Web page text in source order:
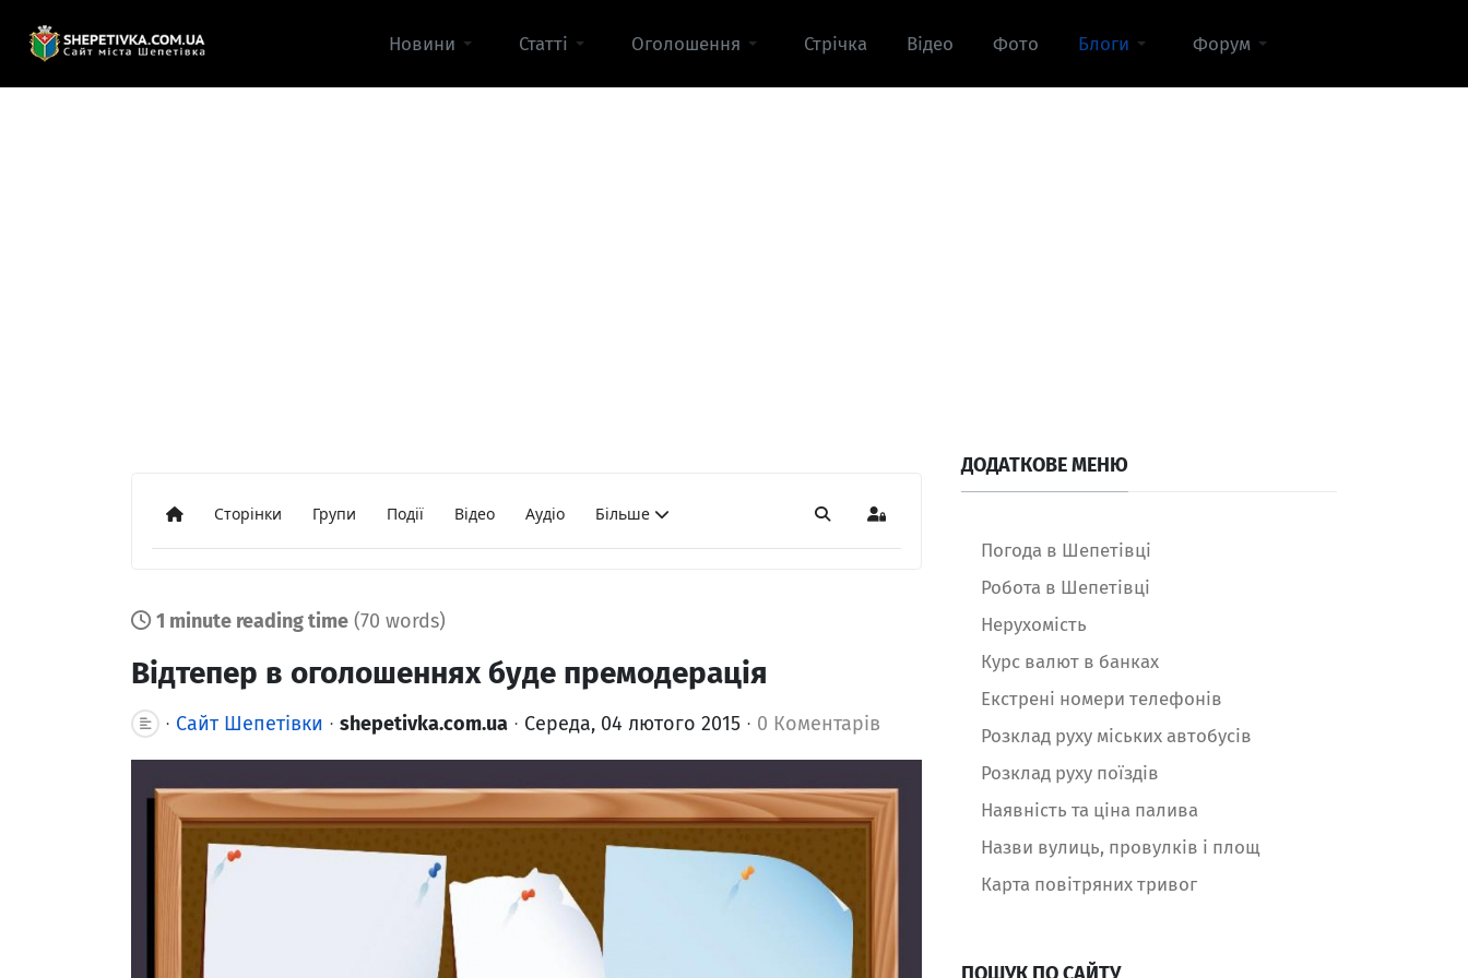
Новини Статті Оголошення Стрічка Відео Фото Блоги Форум
ДодомуСторінки Групи Події Відео Аудіо Більше Пошук Sign In
1 minute reading time (70 words)
Відтепер в оголошеннях буде премодерація
Сайт Шепетівки shepetivka.com.ua Середа, 04 лютого 2015 0 Коментарів
ДОДАТКОВЕ МЕНЮ
Погода в Шепетівці
Робота в Шепетівці
Нерухомість
Курс валют в банках
Екстрені номери телефонів
Розклад руху міських автобусів
Розклад руху поїздів
Наявність та ціна палива
Назви вулиць, провулків і площ
Карта повітряних тривог